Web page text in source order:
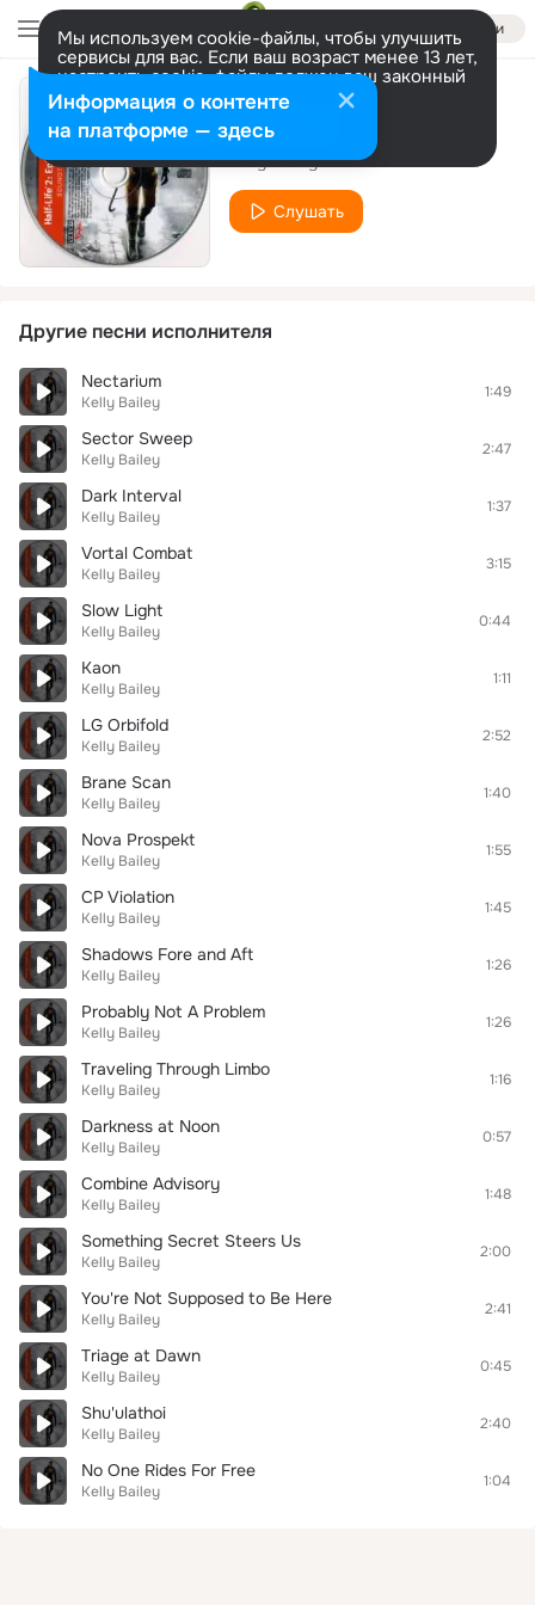
Войти
Мы используем cookie-файлы, чтобы улучшить
сервисы для вас. Если ваш возраст менее 13 лет,
настроить cookie-файлы должен ваш законный
представитель. Больше информации
Разрешить все Настроить
Particle Ghost
Kelly Bailey
Слушать
Другие песни исполнителя
Nectarium
Kelly Bailey
1:49
Sector Sweep
Kelly Bailey
2:47
Dark Interval
Kelly Bailey
1:37
Vortal Combat
Kelly Bailey
3:15
Slow Light
Kelly Bailey
0:44
Kaon
Kelly Bailey
1:11
LG Orbifold
Kelly Bailey
2:52
Brane Scan
Kelly Bailey
1:40
Nova Prospekt
Kelly Bailey
1:55
CP Violation
Kelly Bailey
1:45
Shadows Fore and Aft
Kelly Bailey
1:26
Probably Not A Problem
Kelly Bailey
1:26
Traveling Through Limbo
Kelly Bailey
1:16
Darkness at Noon
Kelly Bailey
0:57
Combine Advisory
Kelly Bailey
1:48
Something Secret Steers Us
Kelly Bailey
2:00
You're Not Supposed to Be Here
Kelly Bailey
2:41
Triage at Dawn
Kelly Bailey
0:45
Shu'ulathoi
Kelly Bailey
2:40
No One Rides For Free
Kelly Bailey
1:04
Информация о контенте
на платформе — здесь